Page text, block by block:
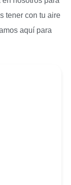
tener con tu aire
aquí para